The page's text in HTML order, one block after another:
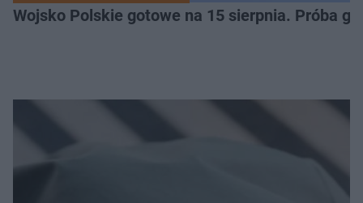
Wojsko Polskie gotowe na 15 sierpnia. Próba